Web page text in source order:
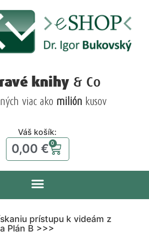
knihy & Co
viac ako milión kusov
Váš košík:
0,00 € 0
prístupu k videám z
Plán B >>>